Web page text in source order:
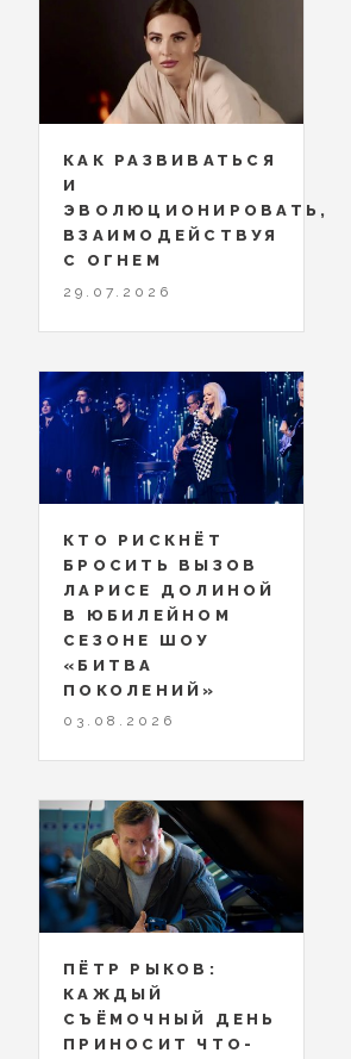
КАК РАЗВИВАТЬСЯ
И
ЭВОЛЮЦИОНИРОВАТЬ,
ВЗАИМОДЕЙСТВУЯ
С ОГНЕМ
29.07.2026
КТО РИСКНЁТ
БРОСИТЬ ВЫЗОВ
ЛАРИСЕ ДОЛИНОЙ
В ЮБИЛЕЙНОМ
СЕЗОНЕ ШОУ
«БИТВА
ПОКОЛЕНИЙ»
03.08.2026
ПЁТР РЫКОВ:
КАЖДЫЙ
СЪЁМОЧНЫЙ ДЕНЬ
ПРИНОСИТ ЧТО-